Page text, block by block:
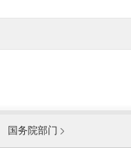
国务院部门